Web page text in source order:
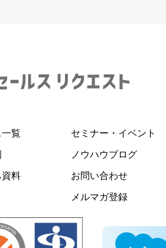
覧
資料
セミナー・イベント
ノウハウブログ
お問い合わせ
メルマガ登録